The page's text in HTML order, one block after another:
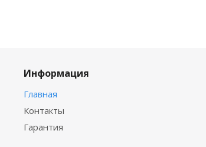
Информация
Главная
Контакты
Гарантия